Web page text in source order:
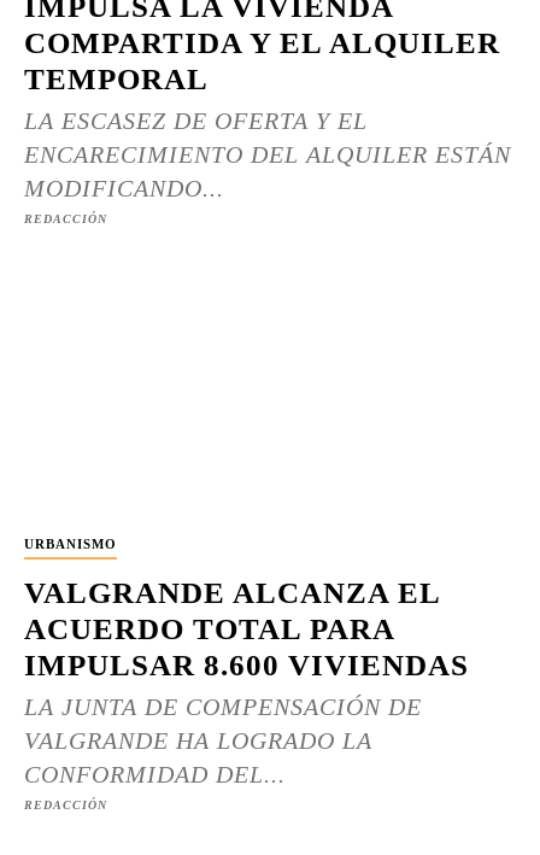
IMPULSA LA VIVIENDA
COMPARTIDA Y EL ALQUILER
TEMPORAL
LA ESCASEZ DE OFERTA Y EL
ENCARECIMIENTO DEL ALQUILER ESTÁN
MODIFICANDO...
REDACCIÓN
URBANISMO
VALGRANDE ALCANZA EL
ACUERDO TOTAL PARA
IMPULSAR 8.600 VIVIENDAS
LA JUNTA DE COMPENSACIÓN DE
VALGRANDE HA LOGRADO LA
CONFORMIDAD DEL...
REDACCIÓN